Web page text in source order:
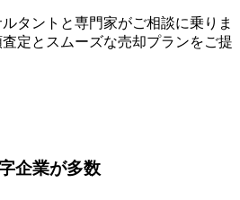
タントと専門家がご相談に乗りま
定とスムーズな売却プランをご提
企業が多数